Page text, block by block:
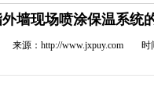
墙现场喷涂保温系统
来源：http://www.jxpuy.com 时